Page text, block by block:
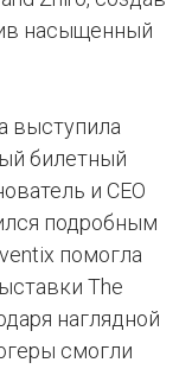
насыщенный
выступила
билетный
и СЕО
подробным
помогла
The
наглядной
смогли